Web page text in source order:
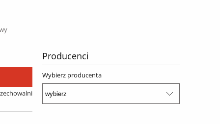
Producenci
Wybierz producenta